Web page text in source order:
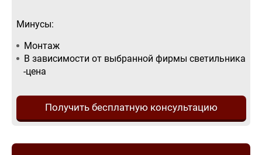
Минусы:
Монтаж
В зависимости от выбранной фирмы светильника
-цена
Получить бесплатную консультацию